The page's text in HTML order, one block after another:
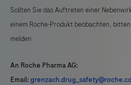
Sollten Sie das Auftreten einer
einem Roche-Produkt beobachten,
melden:
An Roche Pharma AG:
Email: